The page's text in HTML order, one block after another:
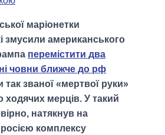
маріонетки
змусили американського
перемістити два
човни ближче до рф
так званої «мертвої руки»
ходячих мерців. У такий
натякнув на
комплексу